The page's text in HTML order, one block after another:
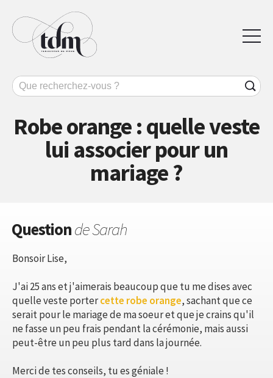
Robe orange : quelle veste
lui associer pour un
mariage ?
Questionde Sarah
Bonsoir Lise,
J'ai 25 ans et j'aimerais beaucoup que tu me dises avec
quelle veste portercette robe orange, sachant que ce
serait pour le mariage de ma soeur et que je crains qu'il
ne fasse un peu frais pendant la cérémonie, mais aussi
peut-être un peu plus tard dans la journée.
Merci de tes conseils, tu es géniale !